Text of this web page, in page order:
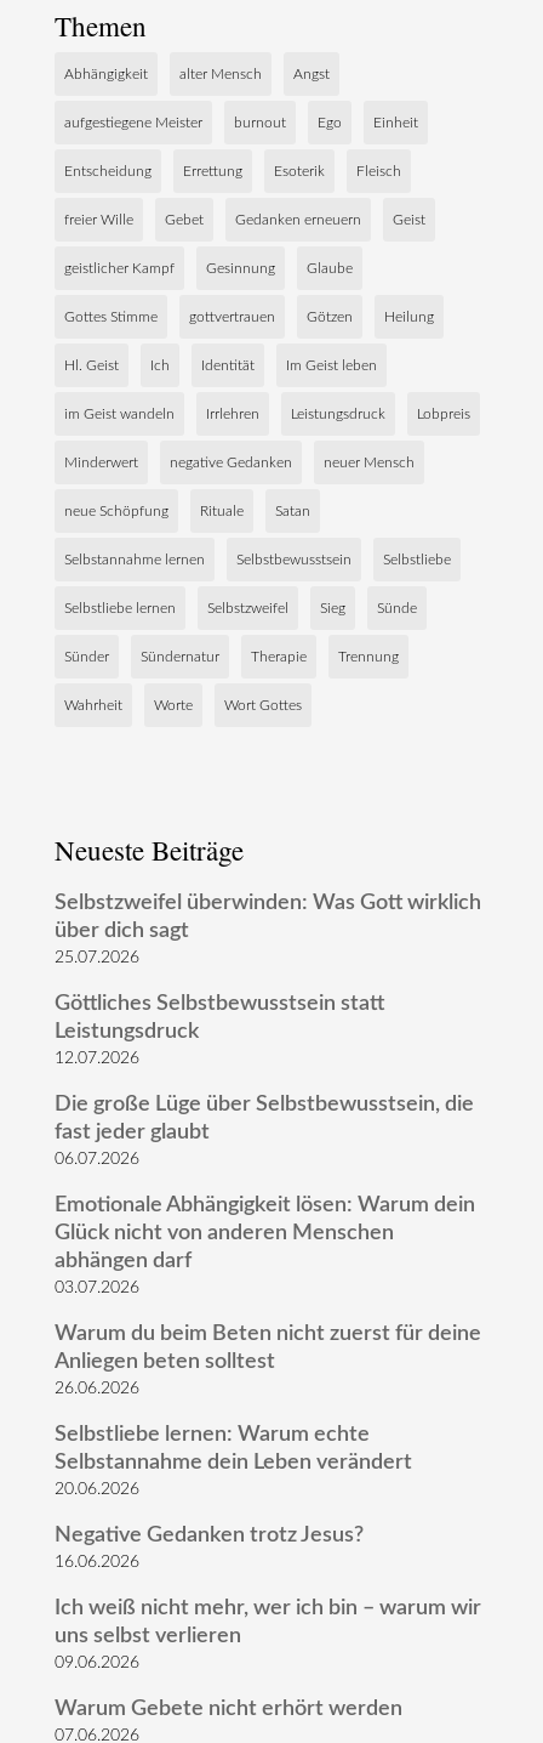
Themen
Abhängigkeit alter Mensch Angst
aufgestiegene Meister burnout Ego Einheit
Entscheidung Errettung Esoterik Fleisch
freier Wille Gebet Gedanken erneuern Geist
geistlicher Kampf Gesinnung Glaube
Gottes Stimme gottvertrauen Götzen Heilung
Hl. Geist Ich Identität Im Geist leben
im Geist wandeln Irrlehren Leistungsdruck Lobpreis
Minderwert negative Gedanken neuer Mensch
neue Schöpfung Rituale Satan
Selbstannahme lernen Selbstbewusstsein Selbstliebe
Selbstliebe lernen Selbstzweifel Sieg Sünde
Sünder Sündernatur Therapie Trennung
Wahrheit Worte Wort Gottes
Neueste Beiträge
Selbstzweifel überwinden: Was Gott wirklich
über dich sagt
25.07.2026
Göttliches Selbstbewusstsein statt
Leistungsdruck
12.07.2026
Die große Lüge über Selbstbewusstsein, die
fast jeder glaubt
06.07.2026
Emotionale Abhängigkeit lösen: Warum dein
Glück nicht von anderen Menschen
abhängen darf
03.07.2026
Warum du beim Beten nicht zuerst für deine
Anliegen beten solltest
26.06.2026
Selbstliebe lernen: Warum echte
Selbstannahme dein Leben verändert
20.06.2026
Negative Gedanken trotz Jesus?
16.06.2026
Ich weiß nicht mehr, wer ich bin – warum wir
uns selbst verlieren
09.06.2026
Warum Gebete nicht erhört werden
07.06.2026